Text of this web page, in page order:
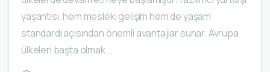
yaşantısı, hem mesleki gelişim hem de yaşam
standardı açısından önemli avantajlar sunar. Avrupa
ülkeleri başta olmak...